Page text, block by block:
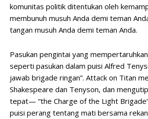
komunitas politik ditentukan oleh
membunuh musuh Anda demi teman
tangan musuh Anda demi teman Anda.
Pasukan pengintai yang
seperti pasukan dalam puisi Alfred
jawab brigade ringan”. Attack on Titan
Shakespeare dan Tenyson, dan
tepat— “the Charge of the Light
puisi perang tentang mati bersama